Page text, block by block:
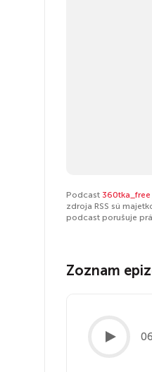
Podcast 360tka_free
zdroja RSS sú
podcast porušuje
Zoznam